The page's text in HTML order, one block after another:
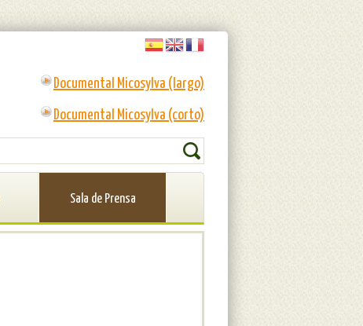
Documental Micosylva (largo)
Documental Micosylva (corto)
Buscar
Sala de Prensa